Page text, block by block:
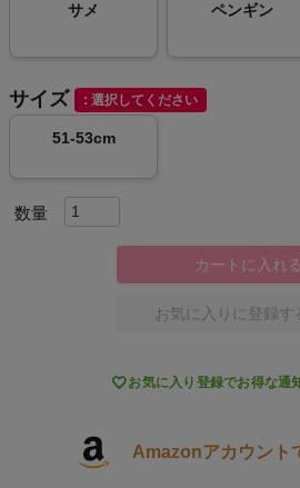
キャンプ・フェス
サメ ペンギン
サイズ 選択してください
51-53cm
カートに入れる
お気に入りに登録す
お気に入り登録でお得な通
Amazonアカウント